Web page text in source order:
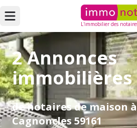
L'immobilier des
2 Annonces
immobilières
de notaires de maison
Cagnoncles 59161